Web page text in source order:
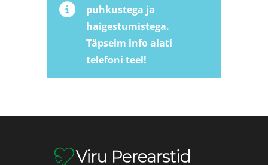
puhkustega ja
haigestumistega.
Täpseim info alati
telefoni teel!